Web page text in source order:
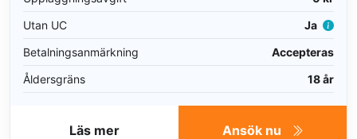
Utan UC
Ja
Betalningsanmärkning
Accepteras
Åldersgräns
18 år
Ansök nu
Läs mer